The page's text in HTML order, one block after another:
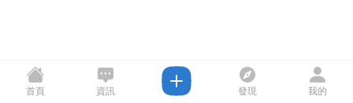
首頁 資訊 發現 我的